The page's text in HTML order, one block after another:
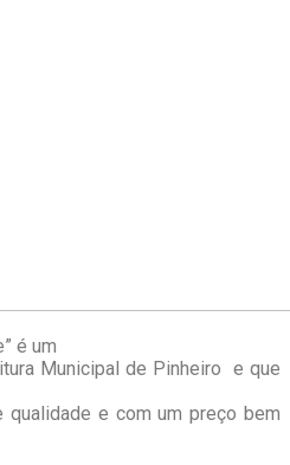
é um
Municipal de Pinheiro e que
e com um preço bem